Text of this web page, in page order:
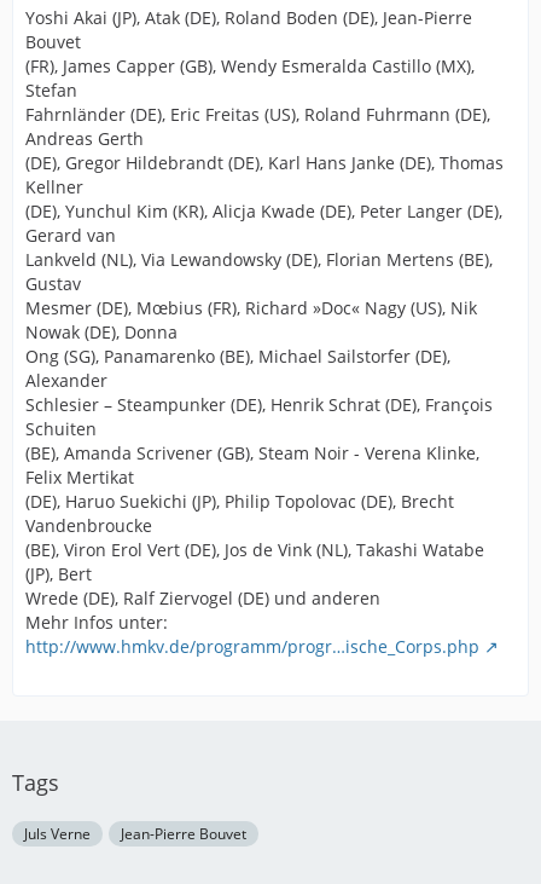
Yoshi Akai (JP), Atak (DE), Roland Boden (DE), Jean-Pierre
Bouvet
(FR), James Capper (GB), Wendy Esmeralda Castillo (MX),
Stefan
Fahrnländer (DE), Eric Freitas (US), Roland Fuhrmann (DE),
Andreas Gerth
(DE), Gregor Hildebrandt (DE), Karl Hans Janke (DE), Thomas
Kellner
(DE), Yunchul Kim (KR), Alicja Kwade (DE), Peter Langer (DE),
Gerard van
Lankveld (NL), Via Lewandowsky (DE), Florian Mertens (BE),
Gustav
Mesmer (DE), Mœbius (FR), Richard »Doc« Nagy (US), Nik
Nowak (DE), Donna
Ong (SG), Panamarenko (BE), Michael Sailstorfer (DE),
Alexander
Schlesier – Steampunker (DE), Henrik Schrat (DE), François
Schuiten
(BE), Amanda Scrivener (GB), Steam Noir - Verena Klinke,
Felix Mertikat
(DE), Haruo Suekichi (JP), Philip Topolovac (DE), Brecht
Vandenbroucke
(BE), Viron Erol Vert (DE), Jos de Vink (NL), Takashi Watabe
(JP), Bert
Wrede (DE), Ralf Ziervogel (DE) und anderen
Mehr Infos unter:
http://www.hmkv.de/programm/progr…ische_Corps.php
Tags
Juls Verne Jean-Pierre Bouvet